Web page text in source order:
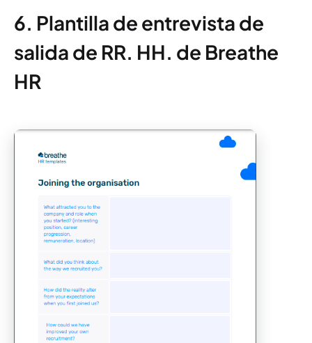
6. Plantilla de entrevista de
salida de RR. HH. de Breathe
HR